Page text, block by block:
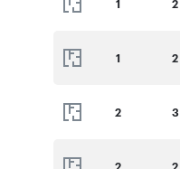
1 2
2 3
2 2